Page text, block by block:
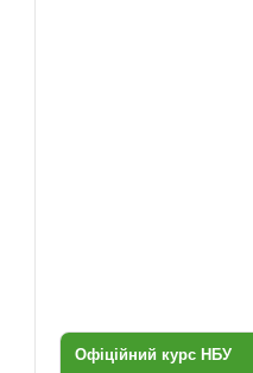
Офіційний курс НБУ